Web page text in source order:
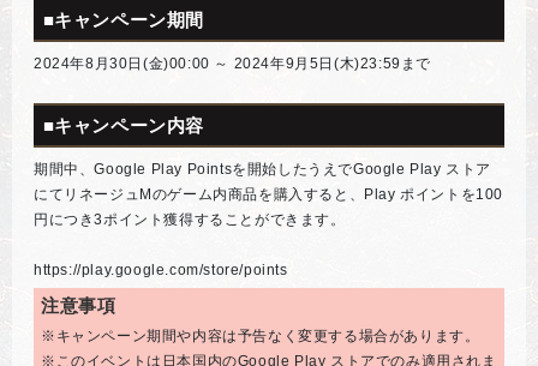
■キャンペーン期間
2024年8月30日(金)00:00 ～ 2024年9月5日(木)23:59まで
■キャンペーン内容
期間中、Google Play Pointsを開始したうえでGoogle Play ストア
にてリネージュMのゲーム内商品を購入すると、Play ポイントを100
円につき3ポイント獲得することができます。
https://play.google.com/store/points
注意事項
※キャンペーン期間や内容は予告なく変更する場合があります。
※このイベントは日本国内のGoogle Play ストアでのみ適用されま